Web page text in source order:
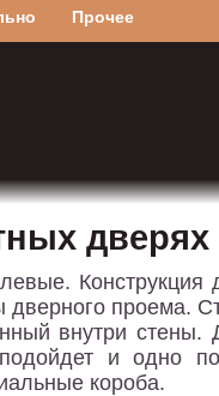
Прочее
дверях
Конструкция
проема.
внутри
и одно
короба.